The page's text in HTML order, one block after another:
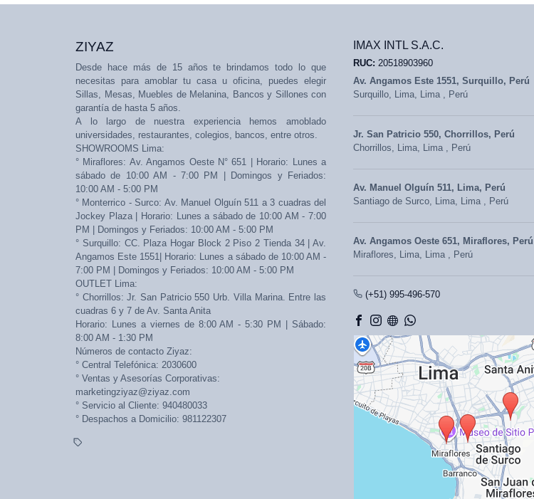
ZIYAZ
Desde hace más de 15 años te brindamos todo lo que
necesitas para amoblar tu casa u oficina, puedes elegir
Sillas, Mesas, Muebles de Melanina, Bancos y Sillones con
garantía de hasta 5 años.
A lo largo de nuestra experiencia hemos amoblado
universidades, restaurantes, colegios, bancos, entre otros.
SHOWROOMS Lima:
° Miraflores: Av. Angamos Oeste N° 651 | Horario: Lunes a
sábado de 10:00 AM - 7:00 PM | Domingos y Feriados:
10:00 AM - 5:00 PM
° Monterrico - Surco: Av. Manuel Olguín 511 a 3 cuadras del
Jockey Plaza | Horario: Lunes a sábado de 10:00 AM - 7:00
PM | Domingos y Feriados: 10:00 AM - 5:00 PM
° Surquillo: CC. Plaza Hogar Block 2 Piso 2 Tienda 34 | Av.
Angamos Este 1551| Horario: Lunes a sábado de 10:00 AM -
7:00 PM | Domingos y Feriados: 10:00 AM - 5:00 PM
OUTLET Lima:
° Chorrillos: Jr. San Patricio 550 Urb. Villa Marina. Entre las
cuadras 6 y 7 de Av. Santa Anita
Horario: Lunes a viernes de 8:00 AM - 5:30 PM | Sábado:
8:00 AM - 1:30 PM
Números de contacto Ziyaz:
° Central Telefónica: 2030600
° Ventas y Asesorías Corporativas:
marketingziyaz@ziyaz.com
° Servicio al Cliente: 940480033
° Despachos a Domicilio: 981122307
IMAX INTL S.A.C.
RUC: 20518903960
Av. Angamos Este 1551, Surquillo, Perú
Surquillo, Lima, Lima Perú
Jr. San Patricio 550, Chorrillos, Perú
Chorrillos,
Lima, Lima Perú
Av. Manuel Olguín 511, Lima, Perú
Santiago de Surco, Lima, Lima Perú
Av. Angamos Oeste 651, Miraflores, Perú
Miraflores,
Lima, Lima Perú
(+51) 995-496-570